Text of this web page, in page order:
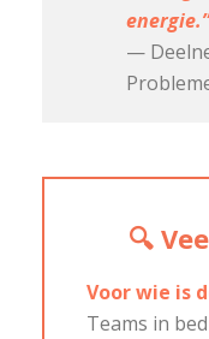
energie.”
—
🔍
Voor wie is
Teams in